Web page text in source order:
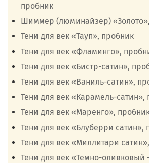
пробник
Шиммер (люминайзер)
Тени для век «Тауп», пробник
Тени для век «Фламинго»,
Тени для век «Бистр-сатин»,
Тени для век «Ваниль-сатин»,
Тени для век «Карамель-сатин»,
Тени для век «Маренго»,
Тени для век «Блуберри сатин»,
Тени для век «Миллитари
Тени для век «Темно-оливковый